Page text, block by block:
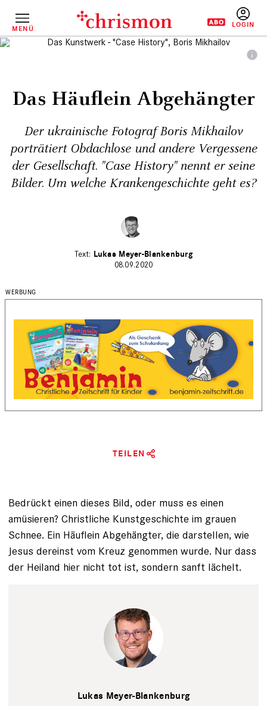
InhaltMENÜ
Das Häuflein Abgehängter
Der ukrainische Fotograf Boris Mikhailov
porträtiert Obdachlose und andere Vergessene
der Gesellschaft. "Case History" nennt er seine
Bilder. Um welche Krankengeschichte geht es?
Lukas Meyer-Blankenburg
08.09.2020
TEILEN
Bedrückt einen dieses Bild, oder muss es einen
amüsieren? Christliche Kunstgeschichte im grauen
Schnee. Ein Häuflein Abgehängter, die darstellen, wie
Jesus dereinst vom Kreuz genommen wurde. Nur dass
der Heiland hier nicht tot ist, sondern sanft lächelt.
Lukas Meyer-Blankenburg